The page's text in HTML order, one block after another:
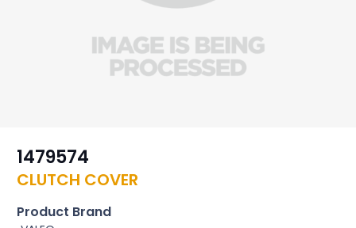
1479574
CLUTCH COVER
Product Brand